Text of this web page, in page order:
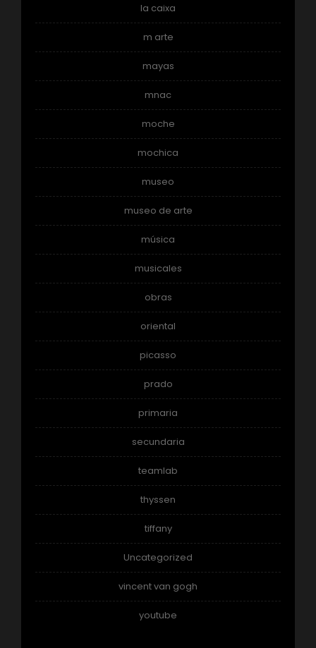
la caixa
m arte
mayas
mnac
moche
mochica
museo
museo de arte
música
musicales
obras
oriental
picasso
prado
primaria
secundaria
teamlab
thyssen
tiffany
Uncategorized
vincent van gogh
youtube